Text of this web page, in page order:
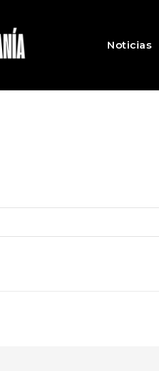
Noticias